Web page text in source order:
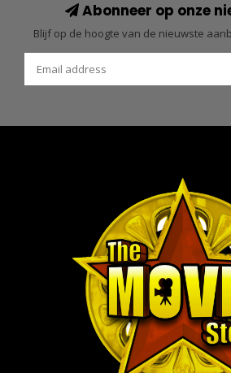
Abonneer op onze
Blijf op de hoogte van de nieuwste